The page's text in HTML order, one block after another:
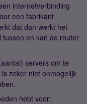
internetverbinding
een fabrikant
dat dan werkt het
en kan de router
servers om te
zeker niet onmogelijk
hebt voor: